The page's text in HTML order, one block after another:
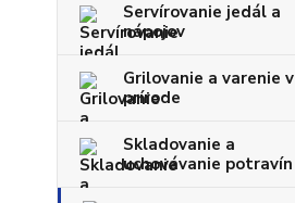
Servírovanie jedál a
nápojov
Grilovanie a varenie v
prírode
Skladovanie a
uchovávanie potravín